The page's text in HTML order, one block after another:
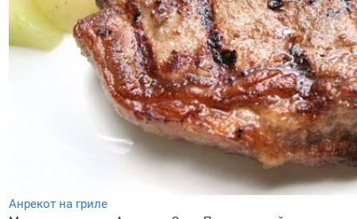
Анрекот на гриле